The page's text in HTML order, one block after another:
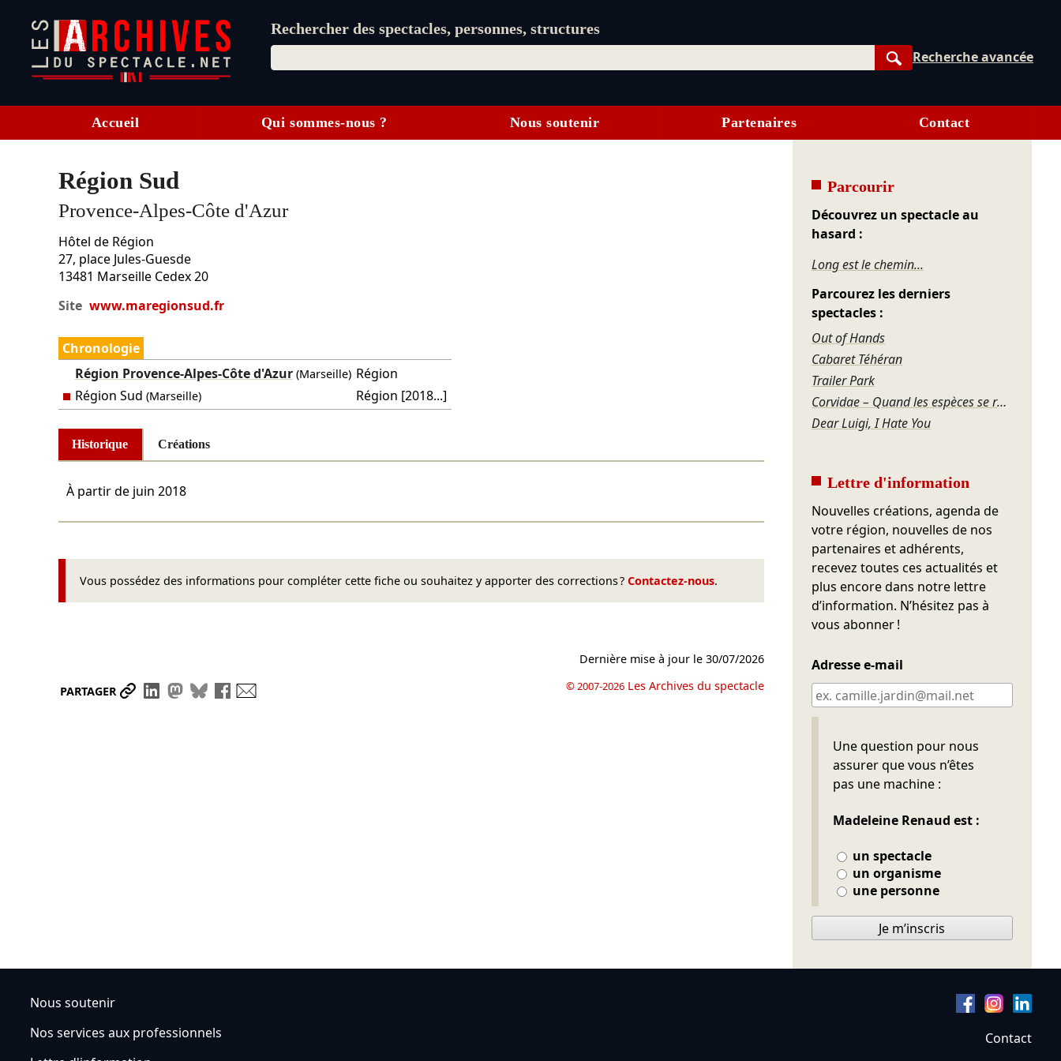
Rechercher des spectacles, personnes, structures
Rechercher
Recherche avancée
Accueil Qui sommes-nous ? Nous soutenir Partenaires Contact
Région Sud
Provence-Alpes-Côte d'Azur
Hôtel de Région
27, place Jules-Guesde
13481 Marseille Cedex 20
Site www.maregionsud.fr
Chronologie
Région Provence-Alpes-Côte d'Azur(Marseille) Région
Région Sud (Marseille) Région [2018...]
Historique Créations
À partir de juin 2018
Vous possédez des informations pour compléter cette fiche ou souhaitez y apporter des corrections ? Contactez-nous.
PARTAGER Partager le lien
Partager sur LinkedIn
Partager sur Mastodon
Partager sur Bluesky
Partager sur Facebook
Dernière mise à jour le30/07/2026
© 2007-2026 Les Archives du spectacle
Parcourir
Découvrez un spectacle au
hasard :
Long est le chemin...
Parcourez les derniers
spectacles :
Out of Hands
Cabaret Téhéran
Trailer Park
Corvidae – Quand les espèces se regardent
Dear Luigi, I Hate You
Lettre d'information
Nouvelles créations, agenda de
votre région, nouvelles de nos
partenaires et adhérents,
recevez toutes ces actualités et
plus encore dans notre lettre
d’information. N’hésitez pas à
vous abonner !
Adresse e-mail
Une question pour nous
assurer que vous n’êtes
pas une machine :
Madeleine Renaud est :
un spectacle
un organisme
une personne
Ne pas remplir
Je m’inscris
Nous soutenir
Nos services aux professionnels
Contact